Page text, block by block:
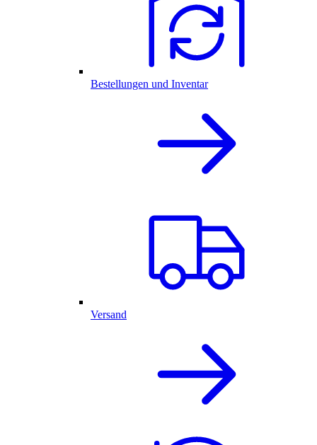
Bestellungen und Inventar
Versand